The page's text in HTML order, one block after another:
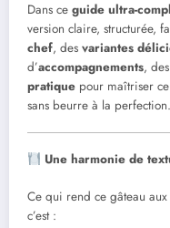
Dans ce guide ultra-
version claire, structurée,
chef, des variantes
d’accompagnements,
pratique pour maîtriser
sans beurre à la perfection.
Une harmonie de
Ce qui rend ce gâteau
c’est :